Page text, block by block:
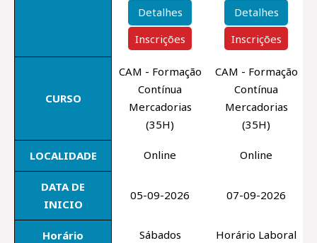
Detalhes
Inscrições
Detalhes
Inscrições
CURSO
CAM - Formação
Contínua
Mercadorias
(35H)
CAM - Formação
Contínua
Mercadorias
(35H)
LOCALIDADE Online Online
DATA DE
INICIO
05-09-2026 07-09-2026
Horário Sábados Horário Laboral